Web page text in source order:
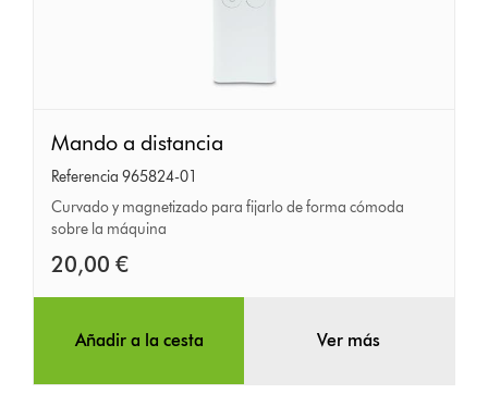
a
distancia
Mando a distancia
Referencia 965824-01
Curvado y magnetizado para fijarlo de forma cómoda
sobre la máquina
20,00 €
Añadir a la cesta Ver más